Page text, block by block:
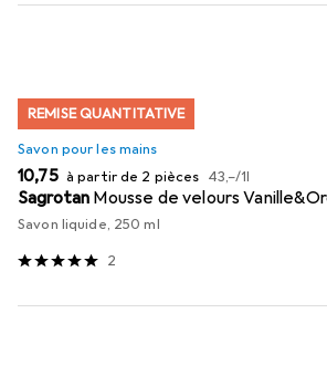
REMISE QUANTITATIVE
Savon pour les mains
EUR
10,75 à partir de 2 pièces EUR
43,–/1l
Sagrotan Mousse de velours
Savon liquide, 250 ml
2